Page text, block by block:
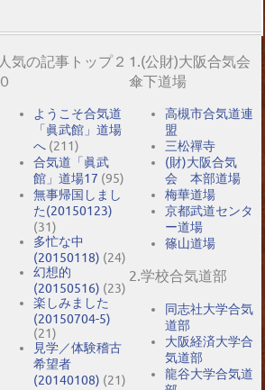
人気の記事トップ２
０
ようこそ合気道
「眞武館」道場
へ (211)
合気道「眞武
館」道場17 (95)
無事帰国しまし
た(20150123)
(31)
多忙な中
(20150118) (24)
幻想的
(20150516) (23)
楽しみました
(20150704-5)
(21)
見学／体験稽古
希望者
(20140108) (21)
1.(公財)大阪合気会
傘下道場
高槻市合気道連
盟
三松禪寺
(財)大阪合気
会 本部道場
梅華道場
京都武道センタ
ー道場
篠山道場
2.学校合気道部
同志社大学合気
道部
大阪経済大学合
気道部
龍谷大学合気道